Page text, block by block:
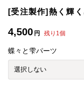
[受注製作]熱く輝
4,500 円 残り 1個
蝶々と雫パーツ